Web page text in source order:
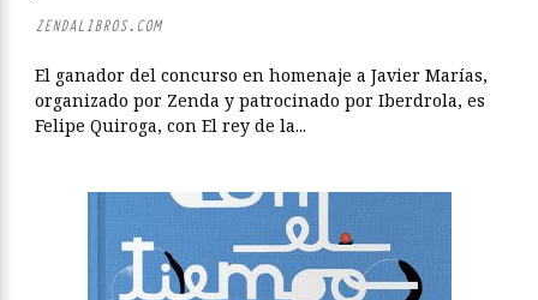
ZENDALIBROS.COM
El ganador del concurso en homenaje a Javier Marías,
organizado por Zenda y patrocinado por Iberdrola, es
Felipe Quiroga, con El rey de la...